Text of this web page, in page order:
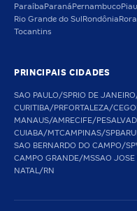
Paraíba Paraná Pernambuco
Rio Grande do Sul Rondônia
Tocantins
PRINCIPAIS CIDADES
SAO PAULO/SPRIO DE
CURITIBA/PRFORTALEZA/CE
MANAUS/AMRECIFE/PE
CUIABA/MTCAMPINAS/SP
SAO BERNARDO DO CAMPO/SP
CAMPO GRANDE/MSSAO
NATAL/RN